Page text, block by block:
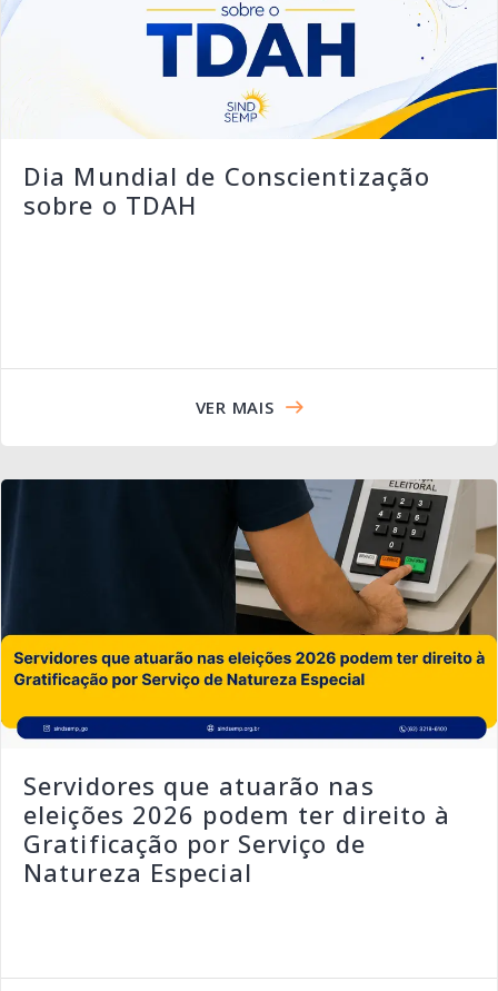
Dia Mundial de Conscientização
sobre o TDAH
VER MAIS
Servidores que atuarão nas
eleições 2026 podem ter direito à
Gratificação por Serviço de
Natureza Especial